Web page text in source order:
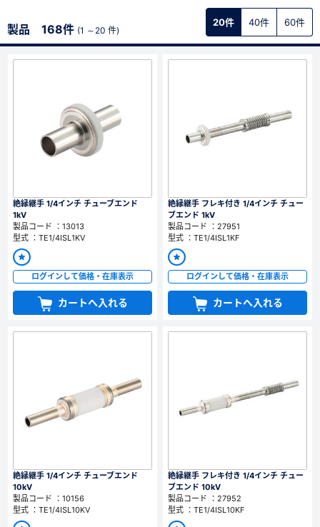
製品 168件 (1 ～20 件)
20件 40件 60件
絶縁継手 1/4インチ チューブエンド
1kV
製品コード ：13013
型式 ：TE1/4ISL1KV
ログインして価格・在庫表示
カートへ入れる
絶縁継手 フレキ付き 1/4インチ チュー
ブエンド 1kV
製品コード ：27951
型式 ：TE1/4ISL1KF
ログインして価格・在庫表示
カートへ入れる
絶縁継手 1/4インチ チューブエンド
10kV
製品コード ：10156
型式 ：TE1/4ISL10KV
絶縁継手 フレキ付き 1/4インチ チュー
ブエンド 10kV
製品コード ：27952
型式 ：TE1/4ISL10KF